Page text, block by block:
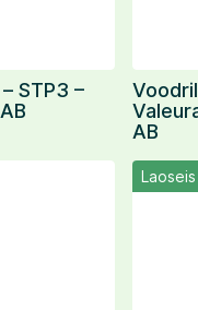
STP3 –
AB
Laoseis